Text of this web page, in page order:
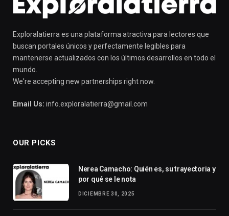
Exploralatierra es una plataforma atractiva para lectores que
buscan portales únicos y perfectamente legibles para
mantenerse actualizados con los últimos desarrollos en todo el
mundo.
We're accepting new partnerships right now.
Email Us: info.exploralatierra@gmail.com
OUR PICKS
Nerea Camacho: Quién es, su trayectoria y
por qué se le nota
DICIEMBRE 30, 2025